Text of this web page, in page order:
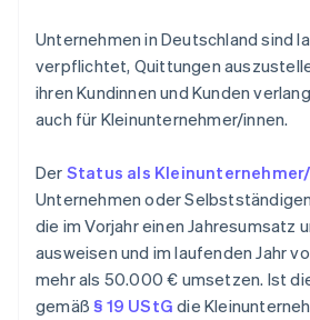
Unternehmen in Deutschland sind
verpflichtet, Quittungen
ihren Kundinnen und Kunden
auch für Kleinunternehmer/innen.
Der Status als
Unternehmen oder
die im Vorjahr einen Jahresumsatz
ausweisen und im laufenden Jahr
mehr als 50.000 € umsetzen. Ist
gemäß§ 19 UStG die